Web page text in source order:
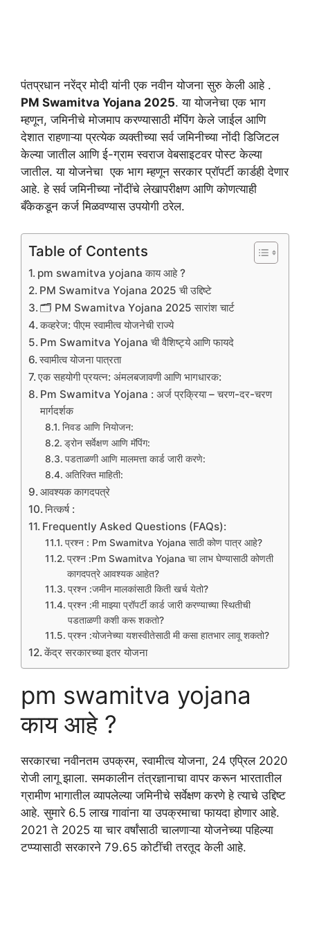
पंतप्रधान नरेंद्र मोदी यांनी एक नवीन योजना सुरु केली आहे .
PM Swamitva Yojana 2025. या योजनेचा एक भाग
म्हणून, जमिनीचे मोजमाप करण्यासाठी मॅपिंग केले जाईल आणि
देशात राहणाऱ्या प्रत्येक व्यक्तीच्या सर्व जमिनीच्या नोंदी डिजिटल
केल्या जातील आणि ई-ग्राम स्वराज वेबसाइटवर पोस्ट केल्या
जातील. या योजनेचा एक भाग म्हणून सरकार प्रॉपर्टी कार्डही देणार
आहे. हे सर्व जमिनीच्या नोंदींचे लेखापरीक्षण आणि कोणत्याही
बँकेकडून कर्ज मिळवण्यास उपयोगी ठरेल.
Table of Contents
pm swamitva yojana काय आहे ?
PM Swamitva Yojana 2025 ची उद्दिष्टे
🗂️ PM Swamitva Yojana 2025 सारांश चार्ट
कव्हरेज: पीएम स्वामीत्व योजनेची राज्ये
Pm Swamitva Yojana ची वैशिष्ट्ये आणि फायदे
स्वामीत्व योजना पात्रता
एक सहयोगी प्रयत्न: अंमलबजावणी आणि भागधारक:
Pm Swamitva Yojana : अर्ज प्रक्रिया – चरण-दर-चरण
मार्गदर्शक
निवड आणि नियोजन:
ड्रोन सर्वेक्षण आणि मॅपिंग:
पडताळणी आणि मालमत्ता कार्ड जारी करणे:
अतिरिक्त माहिती:
आवश्यक कागदपत्रे
नित्कर्ष :
Frequently Asked Questions (FAQs):
प्रश्न : Pm Swamitva Yojana साठी कोण पात्र आहे?
प्रश्न :Pm Swamitva Yojana चा लाभ घेण्यासाठी कोणती
कागदपत्रे आवश्यक आहेत?
प्रश्न :जमीन मालकांसाठी किती खर्च येतो?
प्रश्न :मी माझ्या प्रॉपर्टी कार्ड जारी करण्याच्या स्थितीची
पडताळणी कशी करू शकतो?
प्रश्न :योजनेच्या यशस्वीतेसाठी मी कसा हातभार लावू शकतो?
केंद्र सरकारच्या इतर योजना
pm swamitva yojana
काय आहे ?
सरकारचा नवीनतम उपक्रम, स्वामीत्व योजना, 24 एप्रिल 2020
रोजी लागू झाला. समकालीन तंत्रज्ञानाचा वापर करून भारतातील
ग्रामीण भागातील व्यापलेल्या जमिनीचे सर्वेक्षण करणे हे त्याचे उद्दिष्ट
आहे. सुमारे 6.5 लाख गावांना या उपक्रमाचा फायदा होणार आहे.
2021 ते 2025 या चार वर्षांसाठी चालणाऱ्या योजनेच्या पहिल्या
टप्प्यासाठी सरकारने 79.65 कोटींची तरतूद केली आहे.